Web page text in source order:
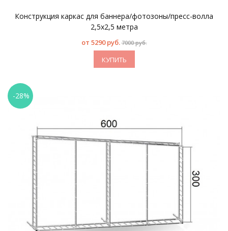
Конструкция каркас для баннера/фотозоны/пресс-волла
2,5х2,5 метра
от 5290 руб. 7000 руб.
КУПИТЬ
-28%